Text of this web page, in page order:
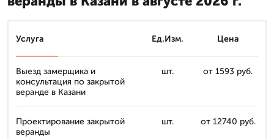
Услуга Ед.Изм. Цена
Выезд замерщика и
консультация по закрытой
веранде в Казани
шт. от 1593 руб.
Проектирование закрытой
веранды
шт. от 12740 руб.